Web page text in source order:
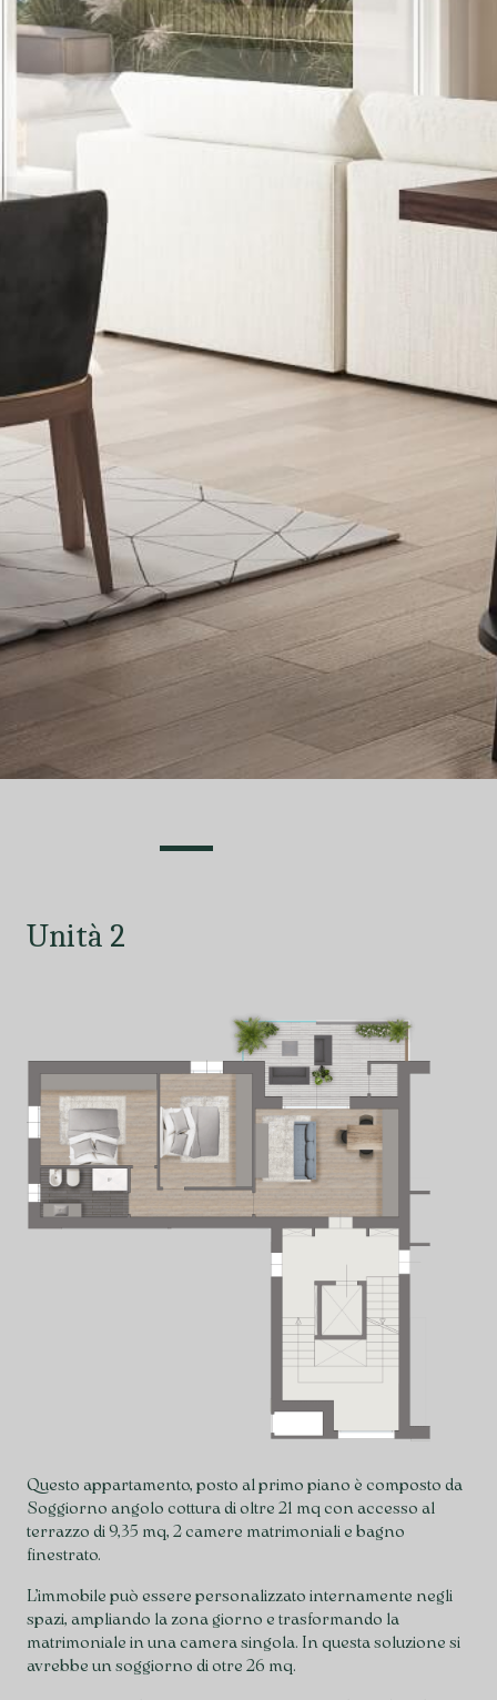
Unità 2
Questo appartamento, posto al primo piano è composto da
Soggiorno angolo cottura di oltre 21 mq con accesso al
terrazzo di 9,35 mq, 2 camere matrimoniali e bagno
finestrato.
L’immobile può essere personalizzato internamente negli
spazi, ampliando la zona giorno e trasformando la
matrimoniale in una camera singola. In questa soluzione si
avrebbe un soggiorno di otre 26 mq.